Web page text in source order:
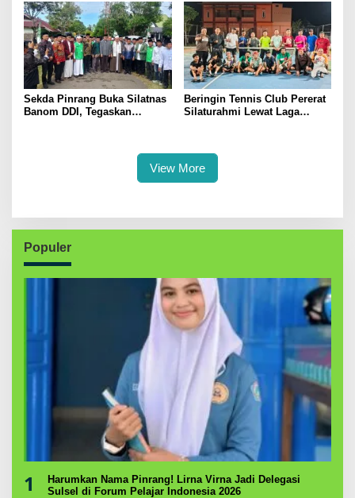
Sekda Pinrang Buka Silatnas
Banom DDI, Tegaskan
Beringin Tennis Club Pererat
Silaturahmi Lewat Laga
View More
Populer
1
Harumkan Nama Pinrang! Lirna Virna Jadi Delegasi
Sulsel di Forum Pelajar Indonesia 2026